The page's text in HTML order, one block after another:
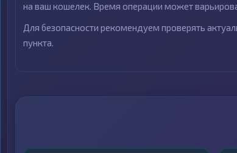
на ваш кошелек. Время операции может
Для безопасности рекомендуем проверять
пункта.